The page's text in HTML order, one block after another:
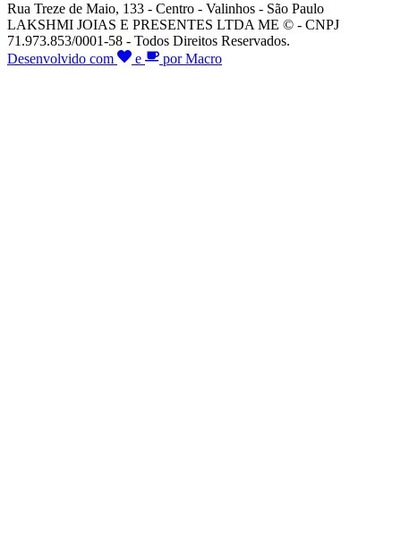
Rua Treze de Maio, 133 - Centro - Valinhos - São Paulo
LAKSHMI JOIAS E PRESENTES LTDA ME © - CNPJ
71.973.853/0001-58 - Todos Direitos Reservados.
Desenvolvido com
e por Macro